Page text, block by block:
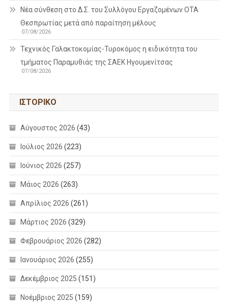
Νέα σύνθεση στο Δ.Σ. του Συλλόγου Εργαζομένων ΟΤΑ
Θεσπρωτίας μετά από παραίτηση μέλους
07/08/2026
Τεχνικός Γαλακτοκομίας-Τυροκόμος η ειδικότητα του
τμήματος Παραμυθιάς της ΣΑΕΚ Ηγουμενίτσας
07/08/2026
ΙΣΤΟΡΙΚΌ
Αύγουστος 2026 (43)
Ιούλιος 2026 (223)
Ιούνιος 2026 (257)
Μάιος 2026 (263)
Απρίλιος 2026 (261)
Μάρτιος 2026 (329)
Φεβρουάριος 2026 (282)
Ιανουάριος 2026 (255)
Δεκέμβριος 2025 (151)
Νοέμβριος 2025 (159)